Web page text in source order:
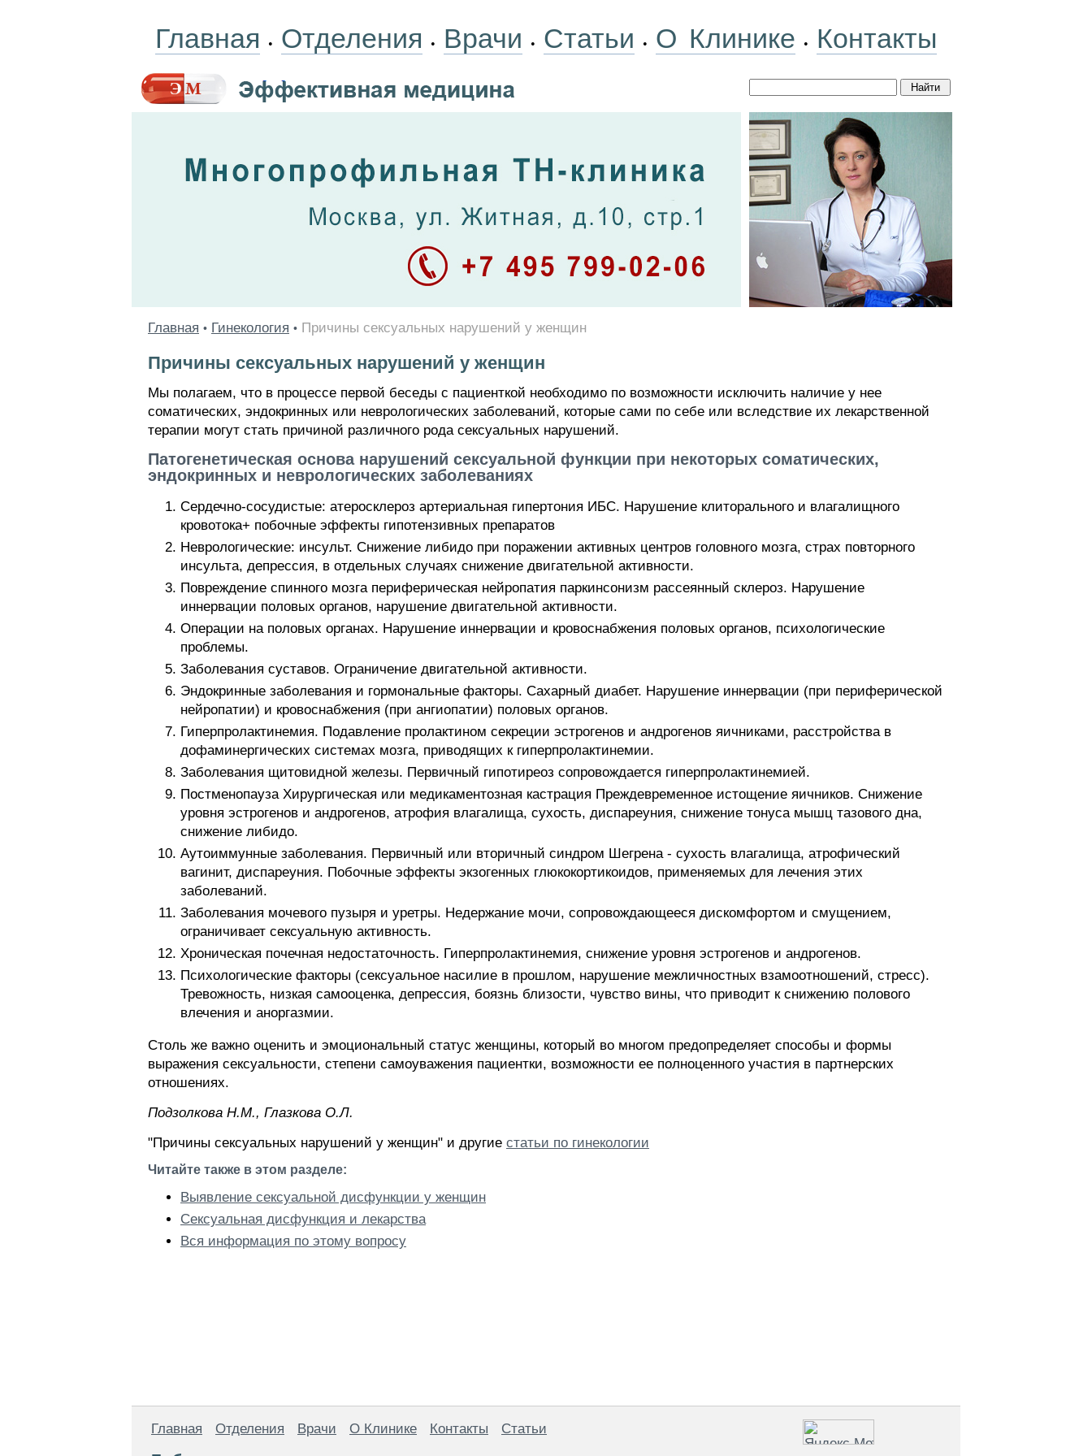
Главная • Отделения • Врачи • Статьи • О Клинике • Контакты
Главная • Гинекология • Причины сексуальных нарушений у женщин
Причины сексуальных нарушений у женщин
Мы полагаем, что в процессе первой беседы с пациенткой необходимо по возможности исключить наличие у нее
соматических, эндокринных или неврологических заболеваний, которые сами по себе или вследствие их лекарственной
терапии могут стать причиной различного рода сексуальных нарушений.
Патогенетическая основа нарушений сексуальной функции при некоторых соматических,
эндокринных и неврологических заболеваниях
Сердечно-сосудистые: атеросклероз артериальная гипертония ИБС. Нарушение клиторального и влагалищного
кровотока+ побочные эффекты гипотензивных препаратов
Неврологические: инсульт. Снижение либидо при поражении активных центров головного мозга, страх повторного
инсульта, депрессия, в отдельных случаях снижение двигательной активности.
Повреждение спинного мозга периферическая нейропатия паркинсонизм рассеянный склероз. Нарушение
иннервации половых органов, нарушение двигательной активности.
Операции на половых органах. Нарушение иннервации и кровоснабжения половых органов, психологические
проблемы.
Заболевания суставов. Ограничение двигательной активности.
Эндокринные заболевания и гормональные факторы. Сахарный диабет. Нарушение иннервации (при периферической
нейропатии) и кровоснабжения (при ангиопатии) половых органов.
Гиперпролактинемия. Подавление пролактином секреции эстрогенов и андрогенов яичниками, расстройства в
дофаминергических системах мозга, приводящих к гиперпролактинемии.
Заболевания щитовидной железы. Первичный гипотиреоз сопровождается гиперпролактинемией.
Постменопауза Хирургическая или медикаментозная кастрация Преждевременное истощение яичников. Снижение
уровня эстрогенов и андрогенов, атрофия влагалища, сухость, диспареуния, снижение тонуса мышц тазового дна,
снижение либидо.
Аутоиммунные заболевания. Первичный или вторичный синдром Шегрена - сухость влагалища, атрофический
вагинит, диспареуния. Побочные эффекты экзогенных глюкокортикоидов, применяемых для лечения этих
заболеваний.
Заболевания мочевого пузыря и уретры. Недержание мочи, сопровождающееся дискомфортом и смущением,
ограничивает сексуальную активность.
Хроническая почечная недостаточность. Гиперпролактинемия, снижение уровня эстрогенов и андрогенов.
Психологические факторы (сексуальное насилие в прошлом, нарушение межличностных взамоотношений, стресс).
Тревожность, низкая самооценка, депрессия, боязнь близости, чувство вины, что приводит к снижению полового
влечения и аноргазмии.
Столь же важно оценить и эмоциональный статус женщины, который во многом предопределяет способы и формы
выражения сексуальности, степени самоуважения пациентки, возможности ее полноценного участия в партнерских
отношениях.
Пoдзoлкoвa H.M., Глaзкoвa O.Л.
"Причины сексуальных нарушений у женщин" и другие статьи по гинекологии
Читайте также в этом разделе:
Выявление сексуальной дисфункции у женщин
Сексуальная дисфункция и лекарства
Вся информация по этому вопросу
Главная Отделения Врачи О Клинике Контакты Статьи